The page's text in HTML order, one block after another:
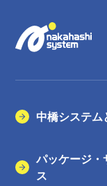
中橋システム
パッケージ・
ス